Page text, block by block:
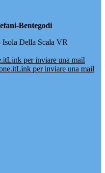
Bentegodi
Della Scala VR
Link per inviare una mail
Link per inviare una mail